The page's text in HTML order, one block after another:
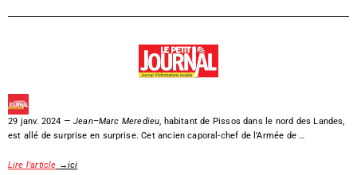
29 janv. 2024 —Jean–Marc Meredieu, habitant de Pissos dans le nord des Landes,
est allé de surprise en surprise. Cet ancien caporal-chef de l’Armée de …
Lire l’article →ici